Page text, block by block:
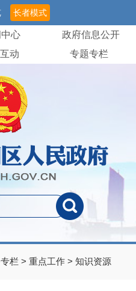
长者模式
心
政府信息公开
动 专题专栏
栏 > 重点工作 > 知识资源